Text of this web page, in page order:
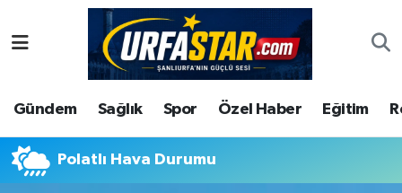
Gündem Sağlık Spor Özel Haber Eğitim
Polatlı Hava Durumu
ASAYİS
ÇEVRE
DUNYA
Şanlıurfa Nöbetçi Eczaneler
Şanlıurfa Hava Durumu
Şanlıurfa Namaz Vakitleri